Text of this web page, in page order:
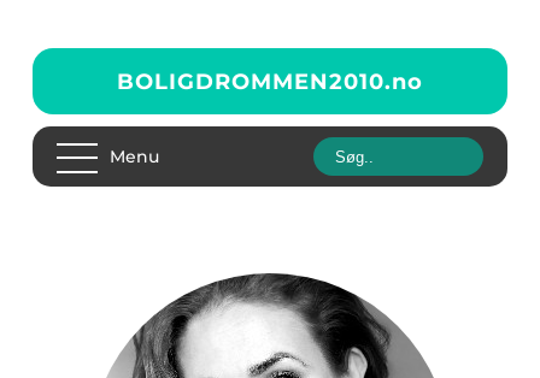
BOLIGDROMMEN2010.no
Menu